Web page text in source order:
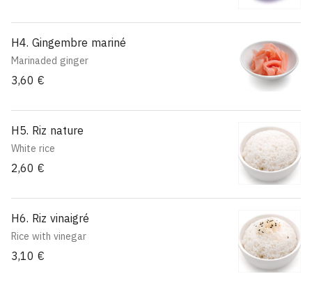
H4. Gingembre mariné
Marinaded ginger
3,60 €
H5. Riz nature
White rice
2,60 €
H6. Riz vinaigré
Rice with vinegar
3,10 €